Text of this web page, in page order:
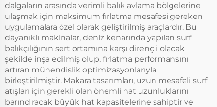
dalgaların arasında verimli balık avlama bölgelerine
ulaşmak için maksimum fırlatma mesafesi gereken
uygulamalara özel olarak geliştirilmiş araçlardır. Bu
dayanıklı makinalar, deniz kenarında yapılan surf
balıkçılığının sert ortamına karşı dirençli olacak
şekilde inşa edilmiş olup, fırlatma performansını
artıran mühendislik optimizasyonlarıyla
birleştirilmiştir. Makara tasarımları, uzun mesafeli surf
atışları için gerekli olan önemli hat uzunluklarını
barındıracak büyük hat kapasitelerine sahiptir ve